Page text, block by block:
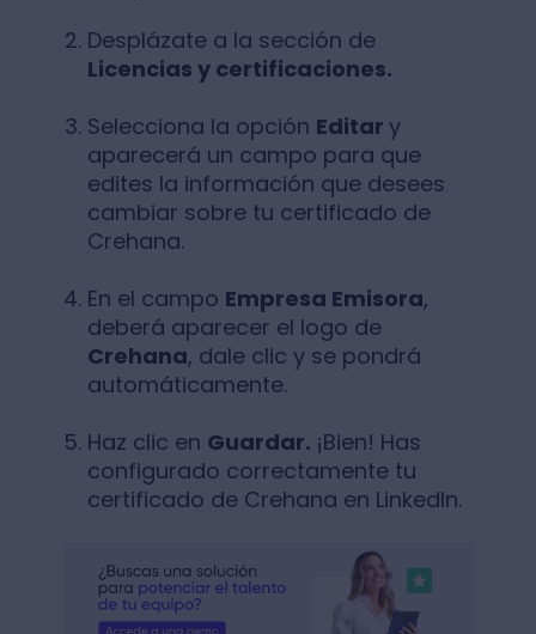
Desplázate a la sección de
Licencias y certificaciones.
Selecciona la opción Editar y
aparecerá un campo para que
edites la información que desees
cambiar sobre tu certificado de
Crehana.
En el campo Empresa Emisora,
deberá aparecer el logo de
Crehana, dale clic y se pondrá
automáticamente.
Haz clic en Guardar. ¡Bien! Has
configurado correctamente tu
certificado de Crehana en LinkedIn.